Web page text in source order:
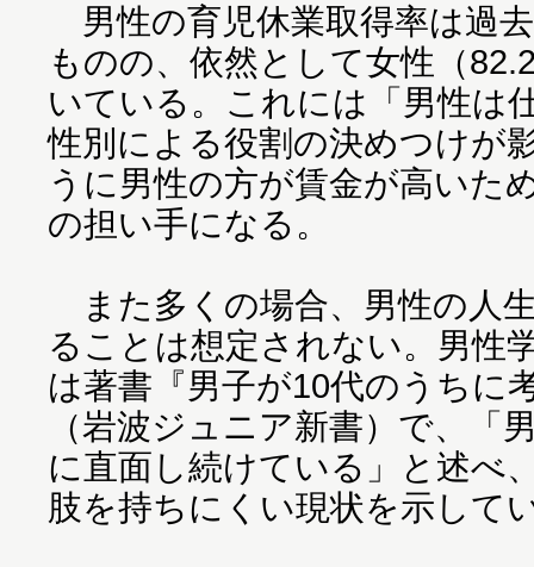
男性の育児休業取得率は過
ものの、依然として女性（
いている。これには「男性は
性別による役割の決めつけが
うに男性の方が賃金が高いた
の担い手になる。
また多くの場合、男性の人
ることは想定されない。男性
は著書『男子が10代のうちに
（岩波ジュニア新書）で、「
に直面し続けている」と述べ
肢を持ちにくい現状を示して